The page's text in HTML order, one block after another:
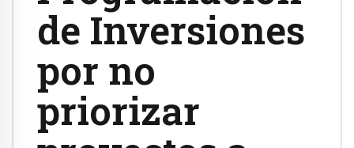
de Inversiones
por no
priorizar